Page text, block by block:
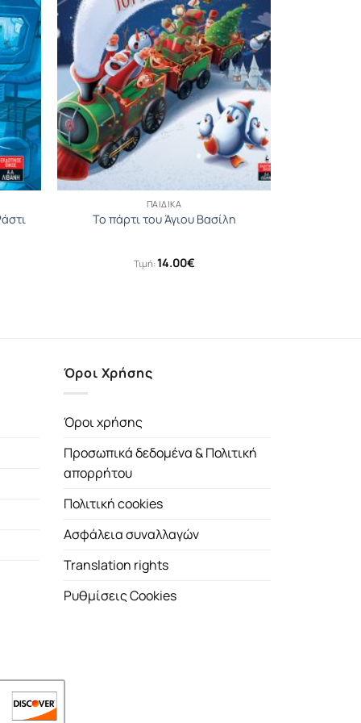
ΠΑΙΔΙΚΆ
Το πάρτι του Άγιου Βασίλη
Τιμή:14.00€
Όροι Χρήσης
Όροι χρήσης
Προσωπικά δεδομένα & Πολιτική
απορρήτου
Πολιτική cookies
Ασφάλεια συναλλαγών
Translation rights
Ρυθμίσεις Cookies